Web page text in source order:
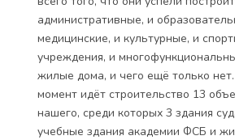
административные, и
медицинские, и культурные, и
учреждения, и
жилые дома, и чего ещё только
момент идёт строительство 13
нашего, среди которых 3 здания
учебные здания академии ФСБ и